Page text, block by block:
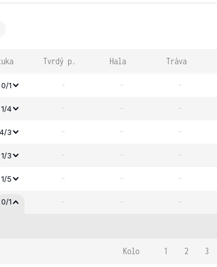
Tvrdý p. Hala Tráva
0/1 - - -
1/4 - - -
4/3 - - -
1/3 - - -
1/5 - - -
0/1 - - -
Kolo 1 2 3